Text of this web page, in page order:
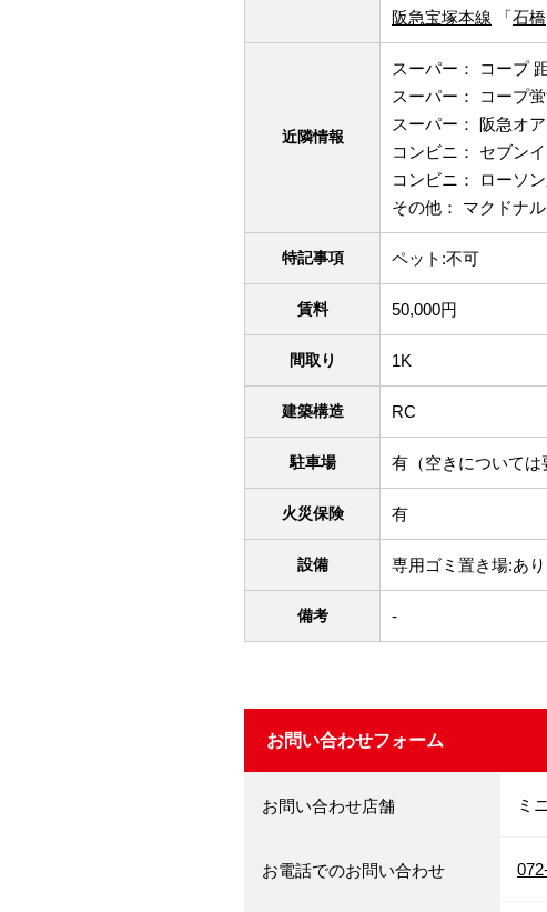
阪急宝塚本線 「石橋
近隣情報
スーパー： コープ
スーパー： コープ
スーパー： 阪急オ
コンビニ： セブン
コンビニ： ローソ
その他： マクドナ
特記事項 ペット:不可
賃料 50,000円
間取り 1K
建築構造 RC
駐車場 有（空きについては
火災保険 有
設備 専用ゴミ置き場:あ
備考 -
お問い合わせフォーム
お問い合わせ店舗 ミ
お電話でのお問い合わせ